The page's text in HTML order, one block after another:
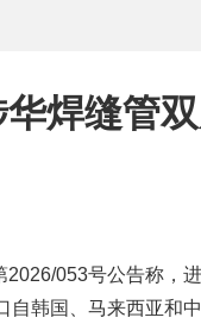
焊缝管
053号公告称，
自韩国、马来西亚和